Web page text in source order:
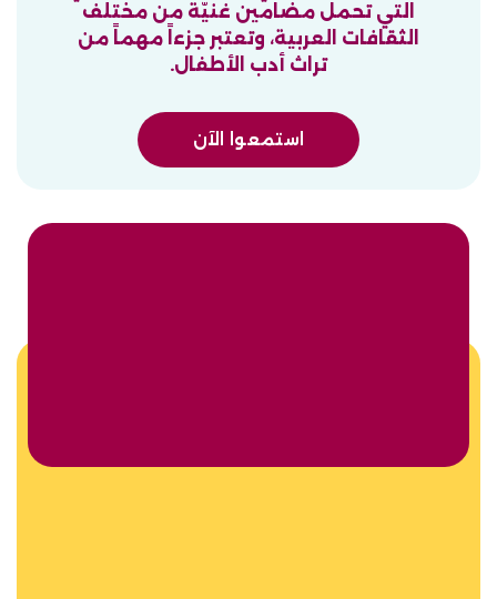
التي تحمل مضامين غنيّة من مختلف
الثقافات العربية، وتعتبر جزءاً مهماً من
تراث أدب الأطفال.
استمعوا الآن